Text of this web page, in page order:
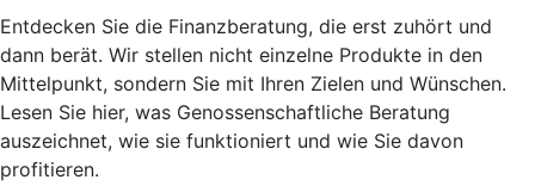
Entdecken Sie die Finanzberatung, die erst zuhört und
dann berät. Wir stellen nicht einzelne Produkte in den
Mittelpunkt, sondern Sie mit Ihren Zielen und Wünschen.
Lesen Sie hier, was Genossenschaftliche Beratung
auszeichnet, wie sie funktioniert und wie Sie davon
profitieren.